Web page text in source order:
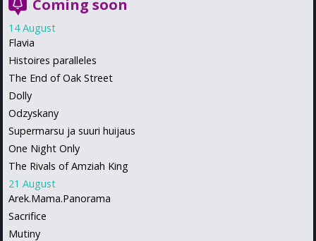
Coming soon
14 August
Flavia
Histoires paralleles
The End of Oak Street
Dolly
Odzyskany
Supermarsu ja suuri huijaus
One Night Only
The Rivals of Amziah King
21 August
Arek.Mama.Panorama
Sacrifice
Mutiny